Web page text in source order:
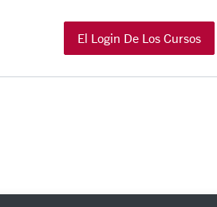
El Login De Los Cursos